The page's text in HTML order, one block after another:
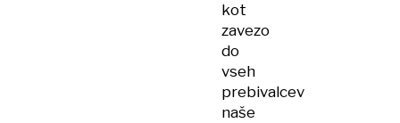
kot
zavezo
do
vseh
prebivalcev
naše